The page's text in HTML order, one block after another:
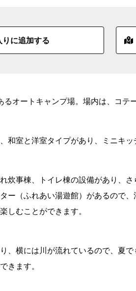
りに追加する
オートキャンプ場。場内は、コテ
和室と洋室タイプがあり、ミニキ
炊事棟、トイレ棟の設備があり、
ー（ふれあい湯遊館）があるので
しむことができます。
、横には川が流れているので、夏
きます。